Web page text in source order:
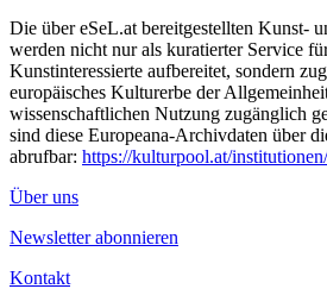
Die über eSeL.at bereitgestellten Kunst-
werden nicht nur als kuratierter Service
Kunstinteressierte aufbereitet, sondern
europäisches Kulturerbe der
wissenschaftlichen Nutzung zugänglich
sind diese Europeana-Archivdaten über
abrufbar: https://kulturpool.at/
Über uns
Newsletter abonnieren
Kontakt